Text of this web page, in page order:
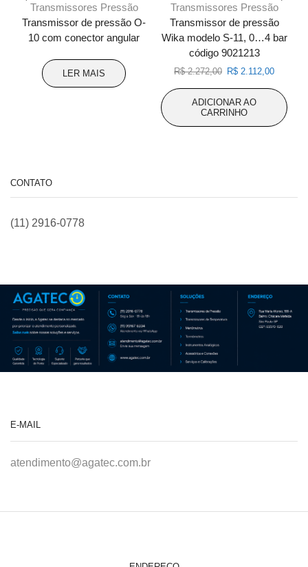
Transmissores Pressão
Transmissor de pressão O-
10 com conector angular
LER MAIS
Transmissores Pressão
Transmissor de pressão
Wika modelo S-11, 0…4 bar
código 9021213
R$2.272,00 O
original
era:
R$ 2.272,00.
R$ 2.112,00O
atual
R$
ADICIONAR AO
CARRINHO
CONTATO
(11) 2916-0778
E-MAIL
atendimento@agatec.com.br